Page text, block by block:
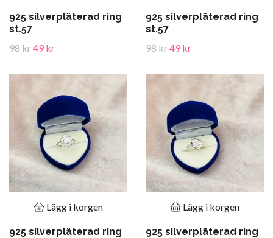
925 silverpläterad ring
st.57
98 kr49 kr
925 silverpläterad ring
st.57
98 kr49 kr
Lägg i korgen
925 silverpläterad ring
Lägg i korgen
925 silverpläterad ring